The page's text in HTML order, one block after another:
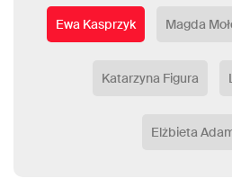
Ewa Kasprzyk Magda
Katarzyna Figura
Elżbieta